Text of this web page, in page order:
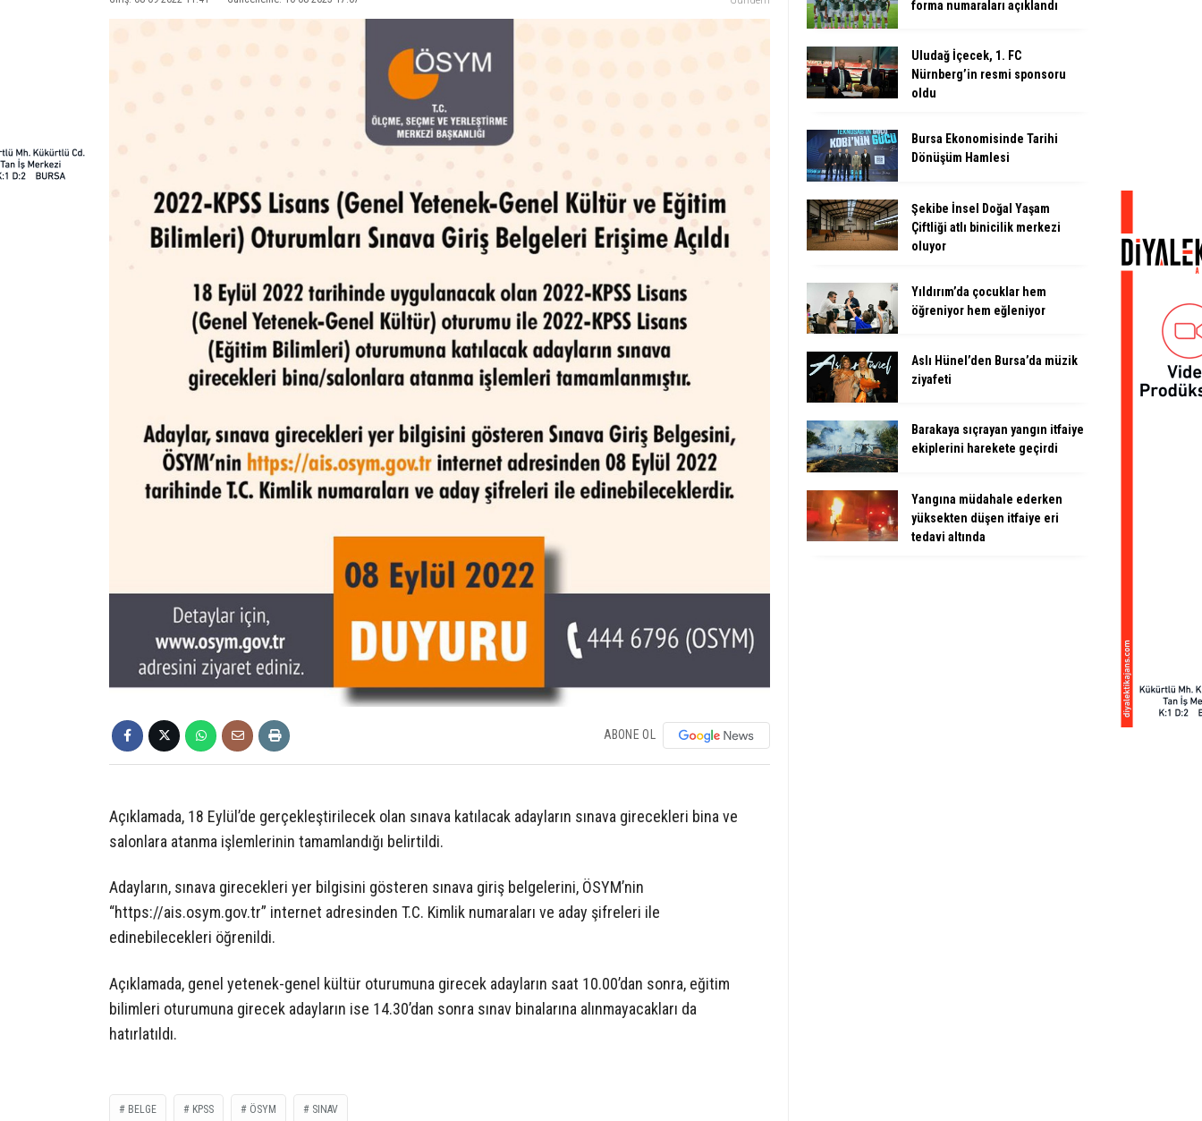
ABONE OL
Açıklamada, 18 Eylül’de gerçekleştirilecek olan sınava katılacak adayların sınava girecekleri bina ve
salonlara atanma işlemlerinin tamamlandığı belirtildi.
Adayların, sınava girecekleri yer bilgisini gösteren sınava giriş belgelerini, ÖSYM’nin
“https://ais.osym.gov.tr” internet adresinden T.C. Kimlik numaraları ve aday şifreleri ile
edinebilecekleri öğrenildi.
Açıklamada, genel yetenek-genel kültür oturumuna girecek adayların saat 10.00’dan sonra, eğitim
bilimleri oturumuna girecek adayların ise 14.30’dan sonra sınav binalarına alınmayacakları da
hatırlatıldı.
BELGE KPSS ÖSYM SINAV
forma numaraları açıklandı
Uludağ İçecek, 1. FC
Nürnberg’in resmi sponsoru
oldu
Bursa Ekonomisinde Tarihi
Dönüşüm Hamlesi
Şekibe İnsel Doğal Yaşam
Çiftliği atlı binicilik merkezi
oluyor
Yıldırım’da çocuklar hem
öğreniyor hem eğleniyor
Aslı Hünel’den Bursa’da müzik
ziyafeti
Barakaya sıçrayan yangın itfaiye
ekiplerini harekete geçirdi
Yangına müdahale ederken
yüksekten düşen itfaiye eri
tedavi altında